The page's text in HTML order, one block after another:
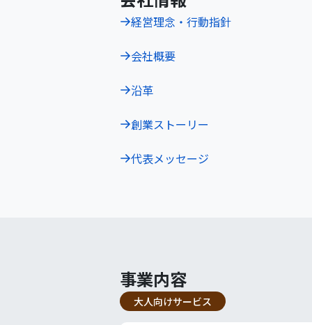
経営理念・行動指針
会社概要
沿革
創業ストーリー
代表メッセージ
事業内容
大人向けサービス